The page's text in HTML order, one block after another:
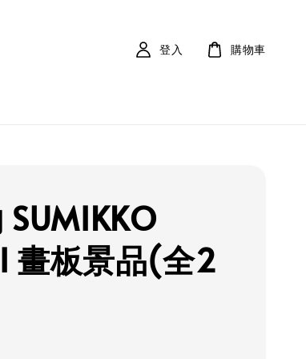
登入 購物車
畫板景品(全2